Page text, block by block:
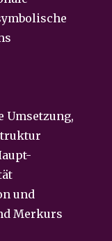
Umsetzung,
und
Merkurs